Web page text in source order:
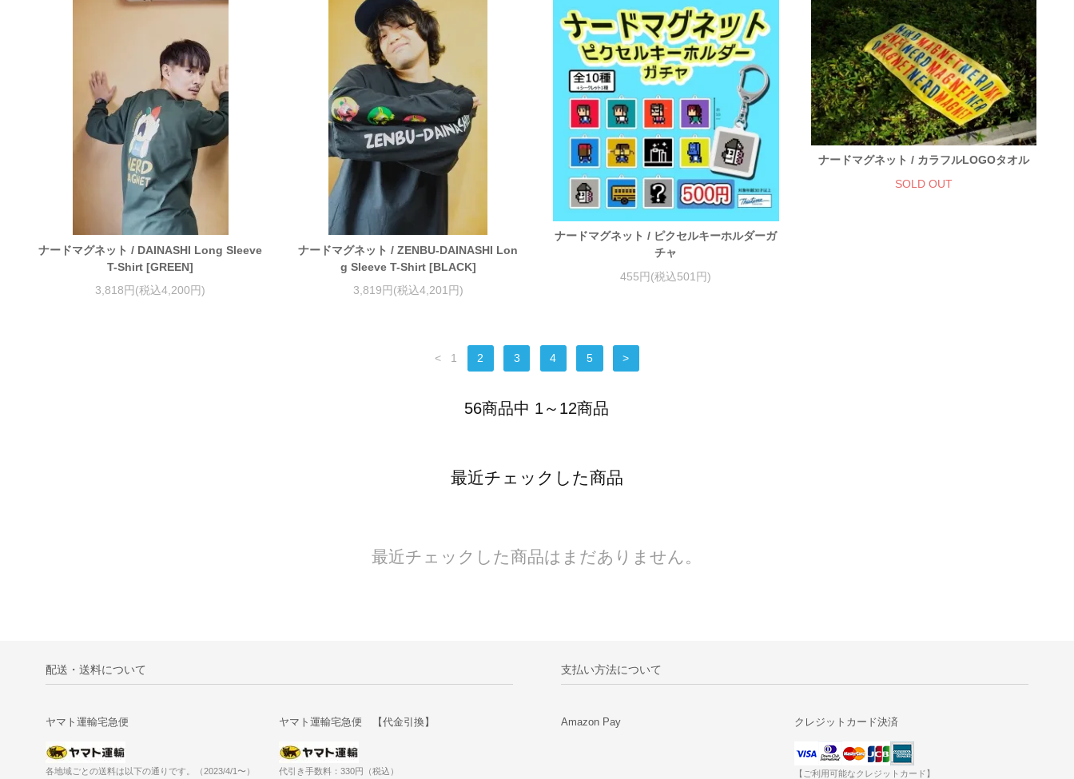
ナードマグネット / DAINASHI Long Sleeve
T-Shirt [GREEN]
3,818円(税込4,200円)
ナードマグネット / ZENBU-DAINASHI Lon
g Sleeve T-Shirt [BLACK]
3,819円(税込4,201円)
ナードマグネット / ピクセルキーホルダーガ
チャ
455円(税込501円)
ナードマグネット / カラフルLOGOタオル
SOLD OUT
< 1 2 3 4 5 >
56商品中 1～12商品
最近チェックした商品
最近チェックした商品はまだありません。
配送・送料について
ヤマト運輸宅急便
各地域ごとの送料は以下の通りです。（2023/4/1〜）
ヤマト運輸宅急便 【代金引換】
代引き手数料：330円（税込）
支払い方法について
Amazon Pay クレジットカード決済
【ご利用可能なクレジットカード】